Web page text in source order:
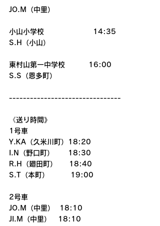
JO.M（中里）
小山小学校　　　　　　　14:35
S.H（小山）
東村山第一中学校　　　 16:00
S.S（恩多町）
--------------------------------
《送り時間》
1号車
Y.KA（久米川町）18:20
I.N（野口町）　　18:30
R.H（廻田町） 　 18:40
S.T（本町）　 　  19:00
2号車
JO.M（中里）  18:10
JI.M（中里）　18:10